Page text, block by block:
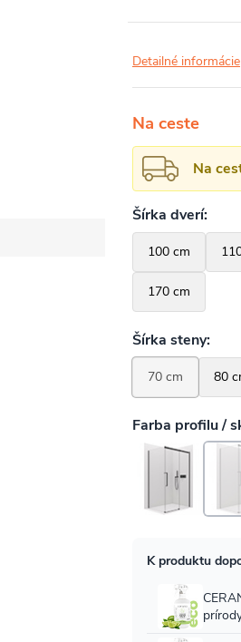
Detailné informácie
Na ceste
Na